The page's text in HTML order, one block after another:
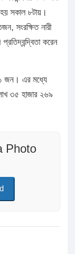
হয় সকাল ৮টায়।
সংরক্ষিত নারী
করেন
জন। এর মধ্যে
৩৫ হাজার ২৬৯
Photo